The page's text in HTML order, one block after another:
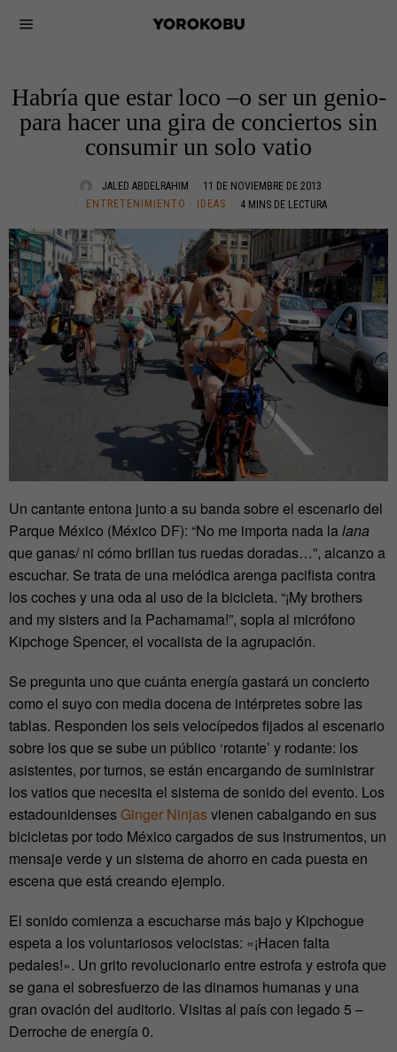
Habría que estar loco –o ser un genio-
para hacer una gira de conciertos sin
consumir un solo vatio
JALED ABDELRAHIM
11 DE NOVIEMBRE DE 2013
ENTRETENIMIENTO · IDEAS 4 MINS DE LECTURA
Un cantante entona junto a su banda sobre el escenario del
Parque México (México DF): “No me importa nada lalana
que ganas/ ni cómo brillan tus ruedas doradas…”, alcanzo a
escuchar. Se trata de una melódica arenga pacifista contra
los coches y una oda al uso de la bicicleta. “¡My brothers
and my sisters and la Pachamama!”, sopla al micrófono
Kipchoge Spencer, el vocalista de la agrupación.
Se pregunta uno que cuánta energía gastará un concierto
como el suyo con media docena de intérpretes sobre las
tablas. Responden los seis velocípedos fijados al escenario
sobre los que se sube un público ‘rotante’ y rodante: los
asistentes, por turnos, se están encargando de suministrar
los vatios que necesita el sistema de sonido del evento. Los
estadounidensesGinger Ninjasvienen cabalgando en sus
bicicletas por todo México cargados de sus instrumentos, un
mensaje verde y un sistema de ahorro en cada puesta en
escena que está creando ejemplo.
El sonido comienza a escucharse más bajo y Kipchogue
espeta a los voluntariosos velocistas: «¡Hacen falta
pedales!». Un grito revolucionario entre estrofa y estrofa que
se gana el sobresfuerzo de las dinamos humanas y una
gran ovación del auditorio. Visitas al país con legado 5 –
Derroche de energía 0.